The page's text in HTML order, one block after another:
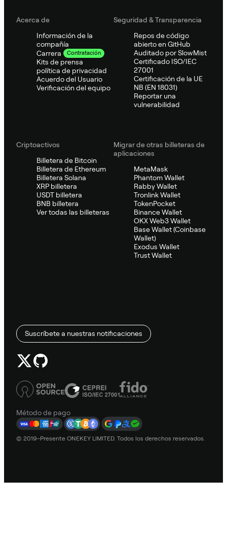
Acerca de
Información de la
compañía
Carrera
Contratación
Kits de prensa
política de privacidad
Acuerdo del Usuario
Verificación del equipo
Seguridad & Transparencia
Repos de código
abierto en GitHub
Auditado por SlowMist
Certificado ISO/IEC
27001
Certificación de la UE
NB (EN 18031)
Reportar una
vulnerabilidad
Criptoactivos
Billetera de Bitcoin
Billetera de Ethereum
Billetera Solana
XRP billetera
USDT billetera
BNB billetera
Ver todas las billeteras
Migrar de otras billeteras de
aplicaciones
MetaMask
Phantom Wallet
Rabby Wallet
Tronlink Wallet
TokenPocket
Binance Wallet
OKX Web3 Wallet
Base Wallet (Coinbase
Wallet)
Exodus Wallet
Trust Wallet
Suscríbete a nuestras notificaciones
Método de pago
© 2019–Presente ONEKEY LIMITED. Todos los derechos reservados.